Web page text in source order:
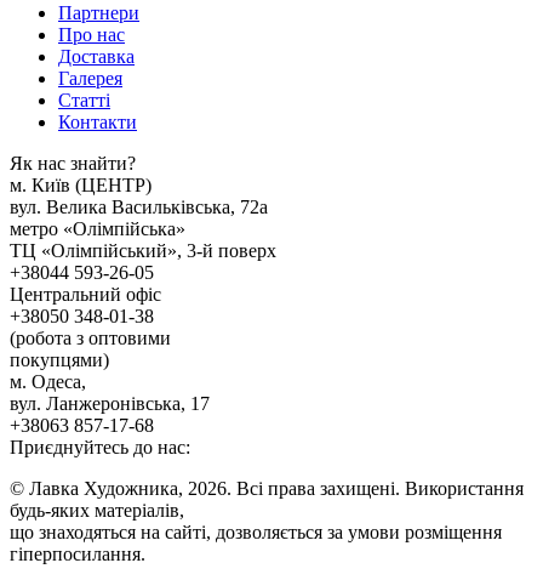
Партнери
Про нас
Доставка
Галерея
Статтi
Контакти
Як наc знайти?
м. Киïв (ЦЕНТР)
вул. Велика Васильківська, 72а
метро «Олімпійська»
ТЦ «Олімпійський», 3-й поверх
+38044 593-26-05
Центральний офіс
+38050 348-01-38
(робота з оптовими
покупцями)
м. Одеса,
вул. Ланжеронівська, 17
+38063 857-17-68
Приєднуйтесь до нас:
© Лавка Художника, 2026. Всі права захищені. Використання
будь-яких матеріалів,
що знаходяться на сайті, дозволяється за умови розміщення
гіперпосилання.